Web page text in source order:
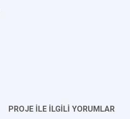
PROJE İLE İLGİLİ YORUMLAR